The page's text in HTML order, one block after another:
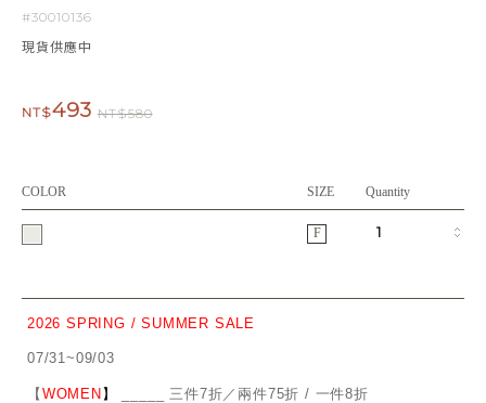
#30010136
現貨供應中
NT$493 NT$580
COLOR SIZE Quantity
F
2026 SPRING / SUMMER SALE
07/31~09/03
【 WOMEN 】
___ 三件7折／兩件75折 / 一件8折